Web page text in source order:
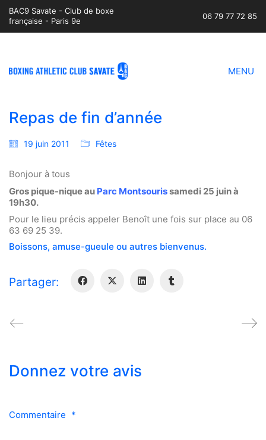
BAC9 Savate - Club de boxe
française - Paris 9e
06 79 77 72 85
MENU
Repas de fin d’année
19 juin 2011 Fêtes
Bonjour à tous
Gros pique-nique au Parc Montsourissamedi 25 juin à
19h30.
Pour le lieu précis appeler Benoît une fois sur place au 06
63 69 25 39.
Boissons, amuse-gueule ou autres bienvenus.
Partager:
Donnez votre avis
Commentaire *